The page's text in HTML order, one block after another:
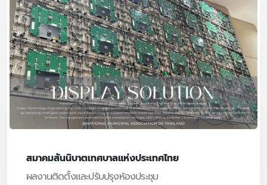
สมาคมสันนิบาตเทศบาลแห่งประเทศไทย
ผลงานติดตั้งและปรับปรุงห้องประชุม